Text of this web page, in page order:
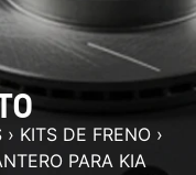
› KITS DE FRENO ›
PARA KIA